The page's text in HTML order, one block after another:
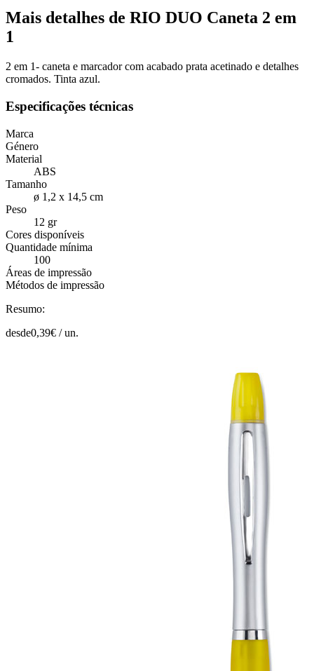
Mais detalhes de RIO DUO Caneta 2 em
1
2 em 1- caneta e marcador com acabado prata acetinado e detalhes
cromados. Tinta azul.
Especificações técnicas
Marca
Género
Material
ABS
Tamanho
ø 1,2 x 14,5 cm
Peso
12 gr
Cores disponíveis
Quantidade mínima
100
Áreas de impressão
Métodos de impressão
Resumo:
desde0,39€ /un.